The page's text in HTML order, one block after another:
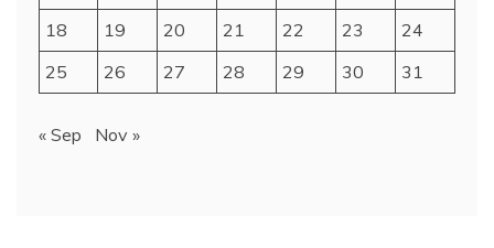
18
19 20 21 22 23
24
25
26 27 28 29 30 31
« Sep Nov »